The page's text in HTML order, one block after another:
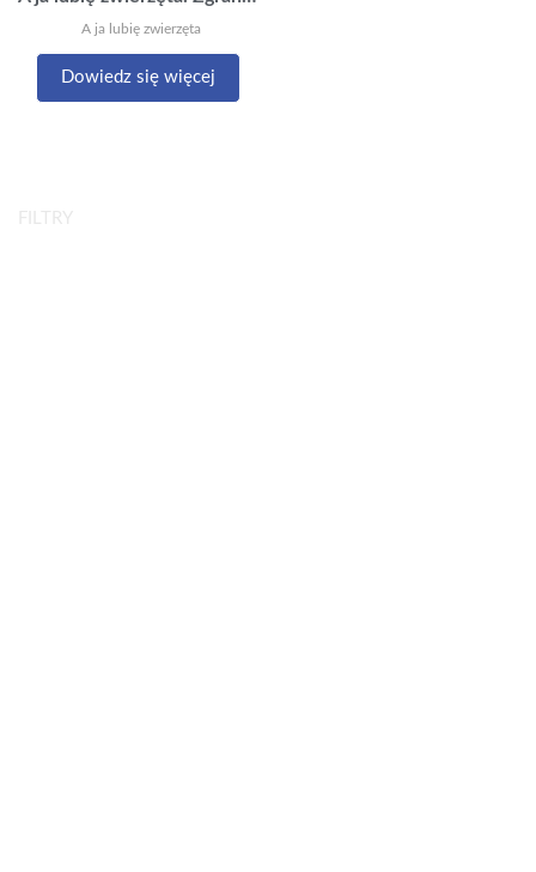
A ja lubię zwierzęta
Dowiedz się więcej